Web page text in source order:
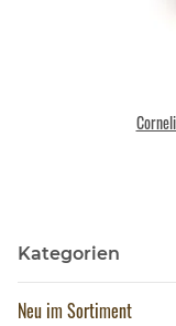
Kategorien
Neu im Sortiment